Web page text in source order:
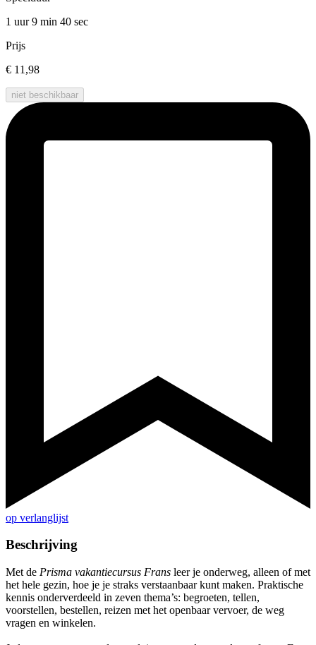
1 uur 9 min 40 sec
Prijs
€ 11,98
niet beschikbaar
op verlanglijst
Beschrijving
Met de Prisma vakantiecursus Frans leer je onderweg, alleen of met
het hele gezin, hoe je je straks verstaanbaar kunt maken. Praktische
kennis onderverdeeld in zeven thema’s: begroeten, tellen,
voorstellen, bestellen, reizen met het openbaar vervoer, de weg
vragen en winkelen.